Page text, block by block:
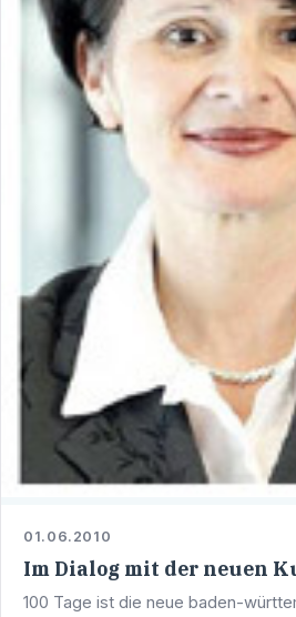
01.06.2010
Im Dialog mit der neuen
100 Tage ist die neue baden-